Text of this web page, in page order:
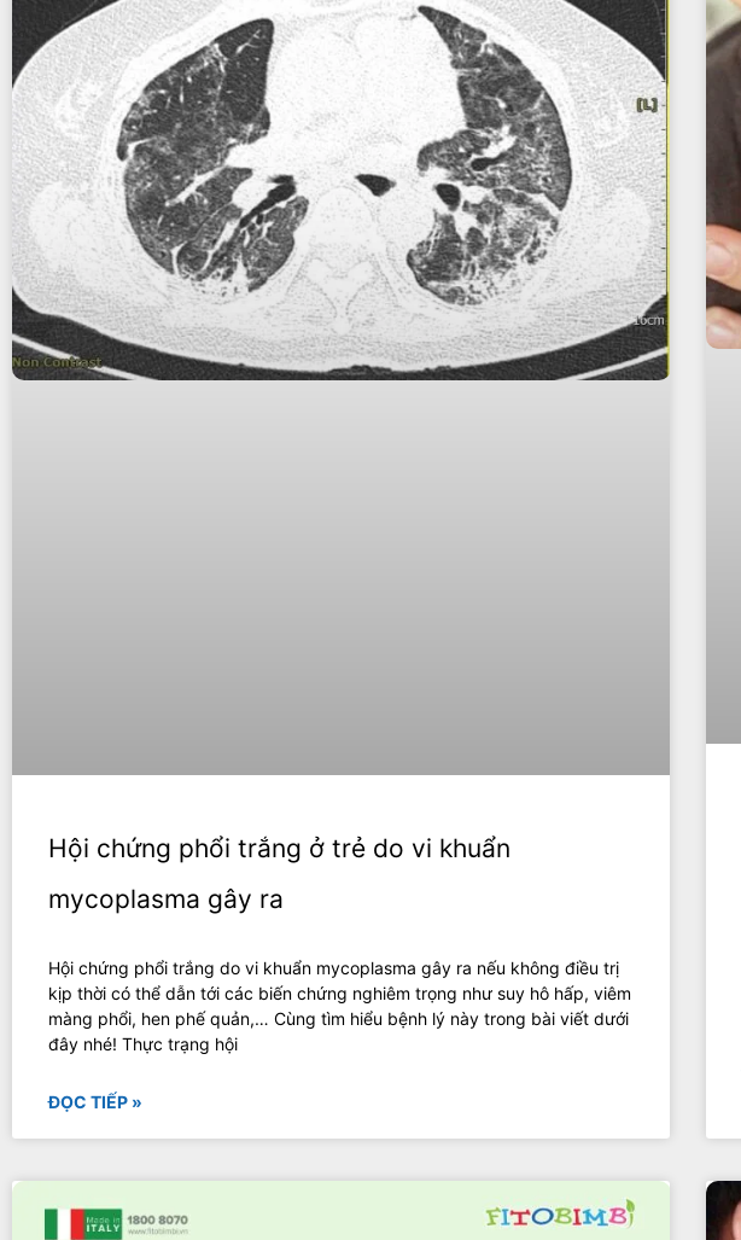
Hội chứng phổi trắng ở trẻ do vi khuẩn
mycoplasma gây ra
Hội chứng phổi trắng do vi khuẩn mycoplasma gây ra nếu không điều trị
kịp thời có thể dẫn tới các biến chứng nghiêm trọng như suy hô hấp, viêm
màng phổi, hen phế quản,… Cùng tìm hiểu bệnh lý này trong bài viết dưới
đây nhé! Thực trạng hội
ĐỌC TIẾP »